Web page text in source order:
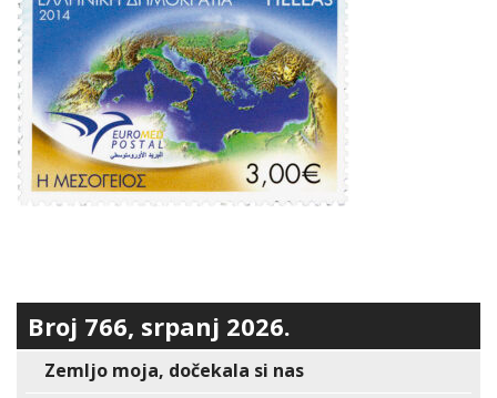
Broj 766, srpanj 2026.
Zemljo moja, dočekala si nas